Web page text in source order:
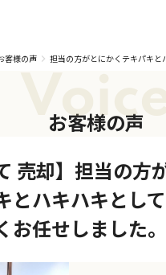
客様の声 担当の方がとにかくテキパキ
Voice
お客様の声
売却】担当の方
とハキハキとし
お任せしました。